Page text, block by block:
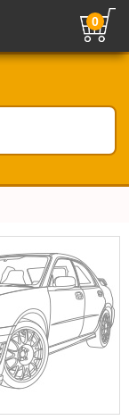
0